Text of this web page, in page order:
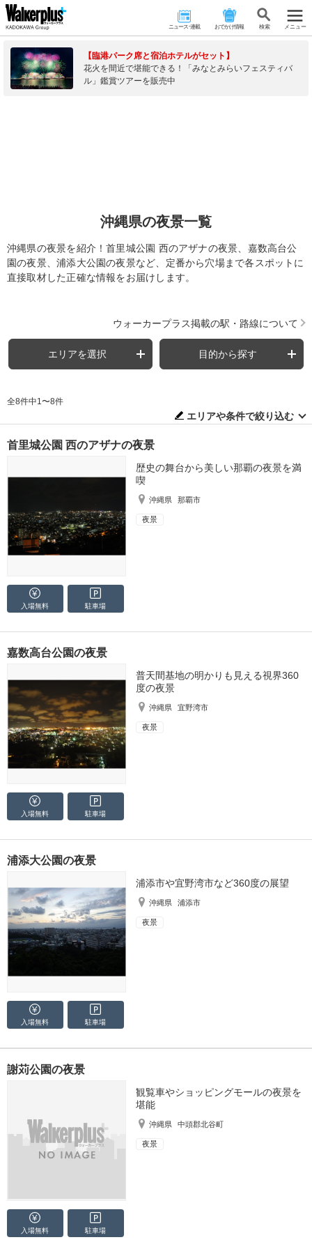
ニュース･連載 おでかけ情報 検 索 メニュー
【臨港パーク席と宿泊ホテルがセット】
花火を間近で堪能できる！「みなとみらいフェスティバ
ル」鑑賞ツアーを販売中
沖縄県の夜景一覧
沖縄県の夜景を紹介！首里城公園 西のアザナの夜景、嘉数高台公
園の夜景、浦添大公園の夜景など、定番から穴場まで各スポットに
直接取材した正確な情報をお届けします。
ウォーカープラス掲載の駅・路線について
エリアを選択 目的から探す
全8件中1〜8件
エリアや条件で絞り込む
首里城公園 西のアザナの夜景
歴史の舞台から美しい那覇の夜景を満
喫
沖縄県 那覇市
夜景
入場無料 駐車場
嘉数高台公園の夜景
普天間基地の明かりも見える視界360
度の夜景
沖縄県 宜野湾市
夜景
入場無料 駐車場
浦添大公園の夜景
浦添市や宜野湾市など360度の展望
沖縄県 浦添市
夜景
入場無料 駐車場
謝苅公園の夜景
観覧車やショッピングモールの夜景を
堪能
沖縄県 中頭郡北谷町
夜景
入場無料 駐車場